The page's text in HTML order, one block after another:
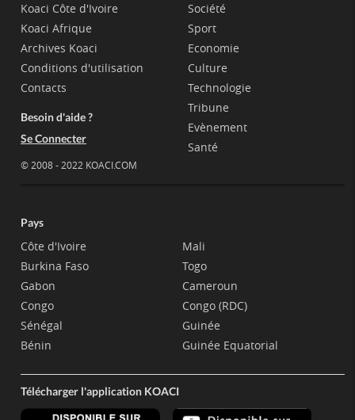
Koaci Côte d'Ivoire
Koaci Afrique
Archives Koaci
Conditions d'utilisation
Contacts
Besoin d'aide ?
Se Connecter
© 2008 - 2022 KOACI.COM
Société
Sport
Economie
Culture
Technologie
Tribune
Evènement
Santé
Pays
Côte d'Ivoire
Burkina Faso
Gabon
Congo
Sénégal
Bénin
Mali
Togo
Cameroun
Congo (RDC)
Guinée
Guinée Equatorial
Télécharger l'application KOACI